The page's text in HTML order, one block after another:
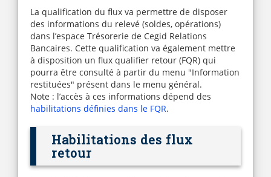
La qualification du flux va permettre de disposer
des informations du relevé (soldes, opérations)
dans l’espace Trésorerie de Cegid Relations
Bancaires. Cette qualification va également mettre
à disposition un flux qualifier retour (FQR) qui
pourra être consulté à partir du menu "Information
restituées" présent dans le menu général.
Note : l’accès à ces informations dépend des
habilitations définies dans le FQR.
Habilitations des flux
retour